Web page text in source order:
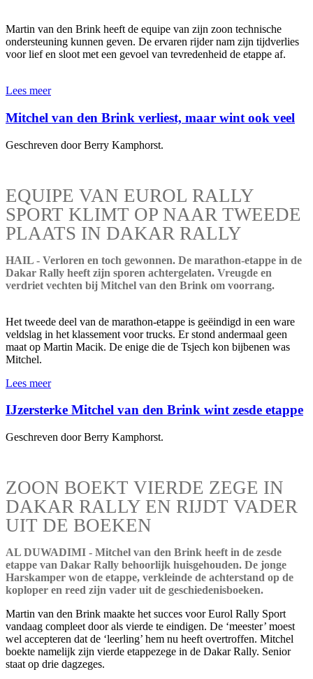
Martin van den Brink heeft de equipe van zijn zoon technische
ondersteuning kunnen geven. De ervaren rijder nam zijn tijdverlies
voor lief en sloot met een gevoel van tevredenheid de etappe af.
Lees meer
Mitchel van den Brink verliest, maar wint ook veel
Geschreven door Berry Kamphorst.
EQUIPE VAN EUROL RALLY
SPORT KLIMT OP NAAR TWEEDE
PLAATS IN DAKAR RALLY
HAIL - Verloren en toch gewonnen. De marathon-etappe in de
Dakar Rally heeft zijn sporen achtergelaten. Vreugde en
verdriet vechten bij Mitchel van den Brink om voorrang.
Het tweede deel van de marathon-etappe is geëindigd in een ware
veldslag in het klassement voor trucks. Er stond andermaal geen
maat op Martin Macik. De enige die de Tsjech kon bijbenen was
Mitchel.
Lees meer
IJzersterke Mitchel van den Brink wint zesde etappe
Geschreven door Berry Kamphorst.
ZOON BOEKT VIERDE ZEGE IN
DAKAR RALLY EN RIJDT VADER
UIT DE BOEKEN
AL DUWADIMI - Mitchel van den Brink heeft in de zesde
etappe van Dakar Rally behoorlijk huisgehouden. De jonge
Harskamper won de etappe, verkleinde de achterstand op de
koploper en reed zijn vader uit de geschiedenisboeken.
Martin van den Brink maakte het succes voor Eurol Rally Sport
vandaag compleet door als vierde te eindigen. De ‘meester’ moest
wel accepteren dat de ‘leerling’ hem nu heeft overtroffen. Mitchel
boekte namelijk zijn vierde etappezege in de Dakar Rally. Senior
staat op drie dagzeges.